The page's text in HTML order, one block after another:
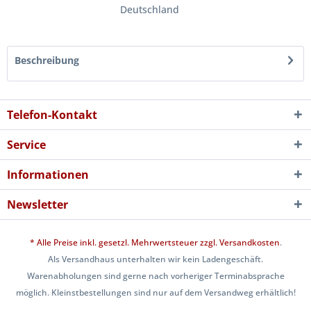
Deutschland
Beschreibung
Telefon-Kontakt
Service
Informationen
Newsletter
* Alle Preise inkl. gesetzl. Mehrwertsteuer zzgl.Versandkosten.
Als Versandhaus unterhalten wir kein Ladengeschäft.
Warenabholungen sind gerne nach vorheriger Terminabsprache
möglich. Kleinstbestellungen sind nur auf dem Versandweg erhältlich!